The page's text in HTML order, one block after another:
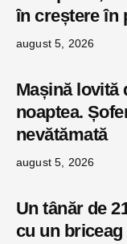
în creștere în
august 5, 2026
Mașină lovită
noaptea.
nevătămată
august 5, 2026
Un tânăr de
cu un